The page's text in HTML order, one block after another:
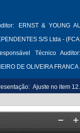
ERNST & YOUNG
S/S Ltda -
Técnico
DE OLIVEIRA
Ajuste no item